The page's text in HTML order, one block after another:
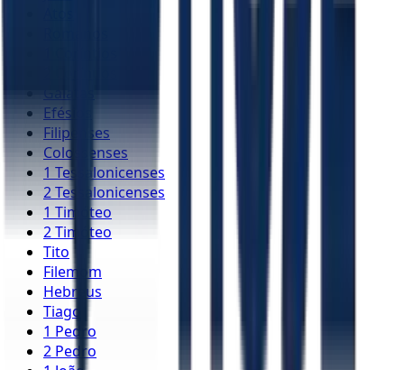
Efésios
Filipenses
Colossenses
1 Tessalonicenses
2 Tessalonicenses
1 Timóteo
2 Timóteo
Tito
Filemom
Hebreus
Tiago
1 Pedro
2 Pedro